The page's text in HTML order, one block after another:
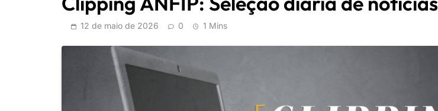
12 de maio de 2026 0 1 Mins